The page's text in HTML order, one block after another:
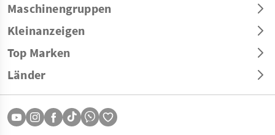
Maschinengruppen
Kleinanzeigen
Top Marken
Länder